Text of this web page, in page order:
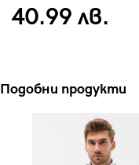
40.99 лв.
Подобни продукти